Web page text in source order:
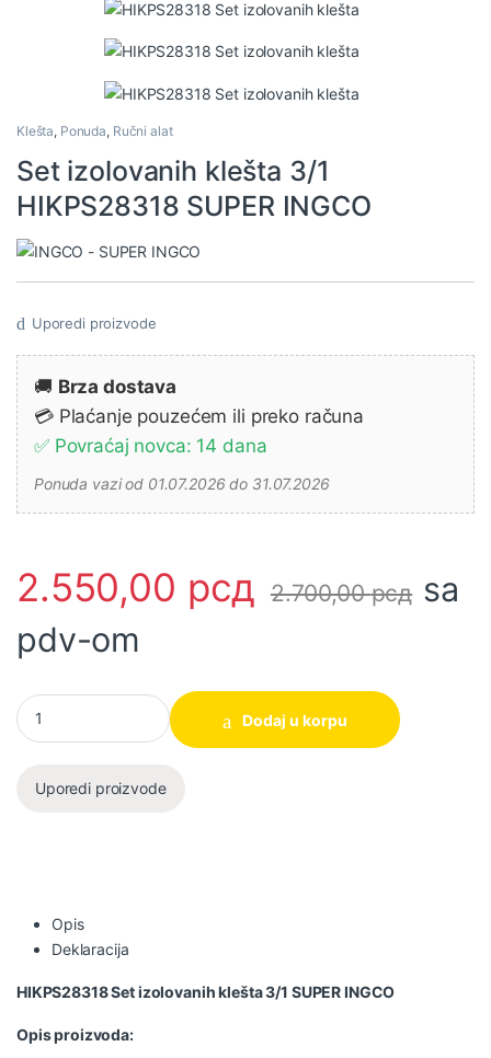
Klešta, Ponuda, Ručni alat
Set izolovanih klešta 3/1
HIKPS28318 SUPER INGCO
Uporedi proizvode
🚚 Brza dostava
💳 Plaćanje pouzećem ili preko računa
✅ Povraćaj novca: 14 dana
Ponuda vazi od 01.07.2026 do 31.07.2026
2.550,00 рсд 2.700,00рсд sa
pdv-om
Set izolovanih klešta 3/1 HIKPS28318 SUPER INGCO količina
Dodaj u korpu
Uporedi proizvode
Opis
Deklaracija
HIKPS28318 Set izolovanih klešta 3/1 SUPER INGCO
Opis proizvoda: